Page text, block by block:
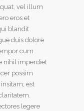
vel illum
eros et
blandit
duis dolore
cum
nihil imperdiet
possim
est
legere